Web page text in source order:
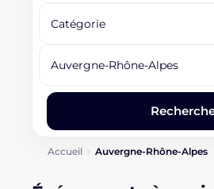
Accueil Auvergne-Rhône-Alpes